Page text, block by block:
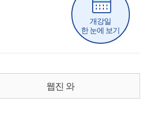
웹진 와
개강일
한 눈에 보기